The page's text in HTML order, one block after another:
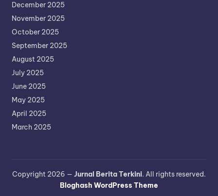
December 2025
November 2025
October 2025
September 2025
August 2025
July 2025
June 2025
May 2025
April 2025
March 2025
Copyright 2026 — Jurnal Berita Terkini. All rights reserved.
Bloghash WordPress Theme